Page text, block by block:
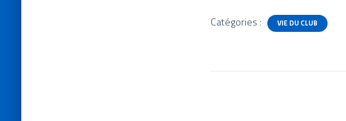
Catégories :
VIE DU CLUB